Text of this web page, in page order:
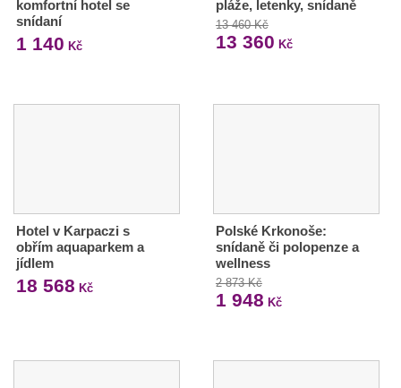
komfortní hotel se
snídaní
1 140 Kč
pláže, letenky, snídaně
13 460 Kč
13 360 Kč
Hotel v Karpaczi s
obřím aquaparkem a
jídlem
18 568 Kč
Polské Krkonoše:
snídaně či polopenze a
wellness
2 873 Kč
1 948 Kč